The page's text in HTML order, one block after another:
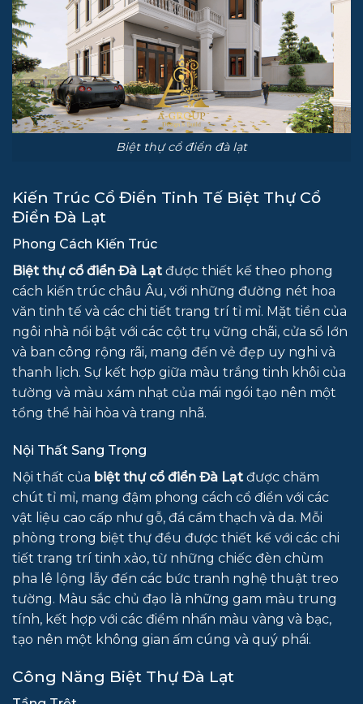
Biệt thự cổ điển đà lạt
Kiến Trúc Cổ Điển Tinh Tế Biệt Thự Cổ
Điển Đà Lạt
Phong Cách Kiến Trúc
Biệt thự cổ điển Đà Lạt được thiết kế theo phong
cách kiến trúc châu Âu, với những đường nét hoa
văn tinh tế và các chi tiết trang trí tỉ mỉ. Mặt tiền của
ngôi nhà nổi bật với các cột trụ vững chãi, cửa sổ lớn
và ban công rộng rãi, mang đến vẻ đẹp uy nghi và
thanh lịch. Sự kết hợp giữa màu trắng tinh khôi của
tường và màu xám nhạt của mái ngói tạo nên một
tổng thể hài hòa và trang nhã.
Nội Thất Sang Trọng
Nội thất của biệt thự cổ điển Đà Lạt được chăm
chút tỉ mỉ, mang đậm phong cách cổ điển với các
vật liệu cao cấp như gỗ, đá cẩm thạch và da. Mỗi
phòng trong biệt thự đều được thiết kế với các chi
tiết trang trí tinh xảo, từ những chiếc đèn chùm
pha lê lộng lẫy đến các bức tranh nghệ thuật treo
tường. Màu sắc chủ đạo là những gam màu trung
tính, kết hợp với các điểm nhấn màu vàng và bạc,
tạo nên một không gian ấm cúng và quý phái.
Công Năng Biệt Thự Đà Lạt